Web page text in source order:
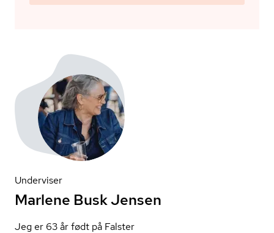
Underviser
Marlene Busk Jensen
Jeg er 63 år født på Falster